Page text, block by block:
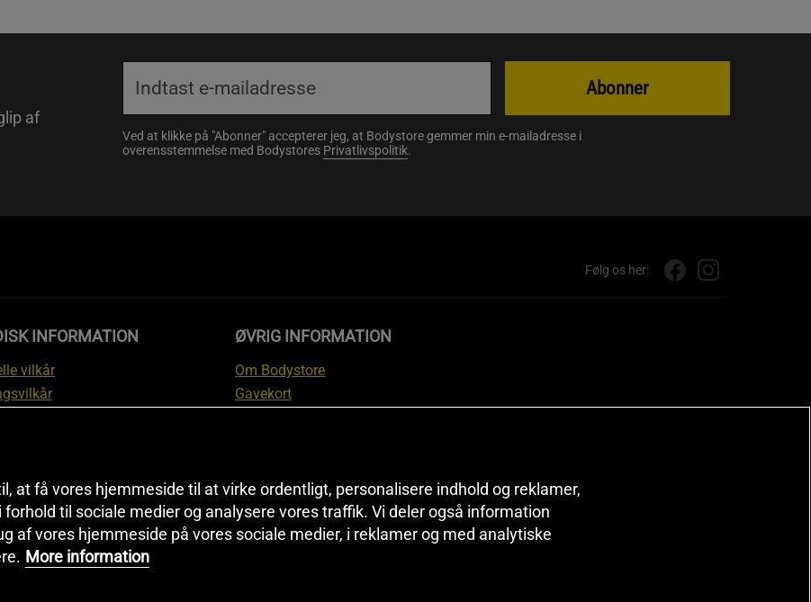
af
Ved at klikke på "Abonner" accepterer jeg, at Bodystore gemmer min e-mailadresse i
overensstemmelse med Bodystores Privatlivspolitik.
Abonner
Følg os her:
INFORMATION
vilkår
om fortrydelsesret og
ØVRIG INFORMATION
Om Bodystore
Gavekort
Sitemap
Black Friday
Artikler & Øvelser
at få vores hjemmeside til at virke ordentligt, personalisere indhold og reklamer,
til sociale medier og analysere vores traffik. Vi deler også information
af vores hjemmeside på vores sociale medier, i reklamer og med analytiske
More information